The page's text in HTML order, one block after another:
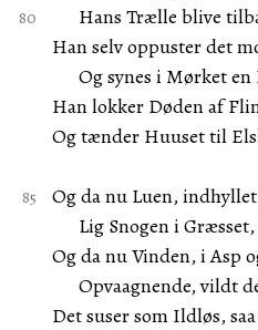
Hans Trælle blive
Han selv oppuster det
Og synes i Mørket en
Han lokker Døden af
Og tænder Huuset til
Og da nu Luen,
Lig Snogen i Græsset,
Og da nu Vinden, i Asp
Opvaagnende, vildt
Det suser som Ildløs,